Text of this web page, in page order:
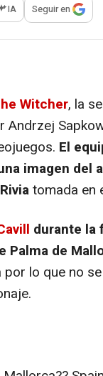
para compartir
IA Seguir en
Witcher, la
El
imagen del
tomada en
durante la
Palma de
lo que no